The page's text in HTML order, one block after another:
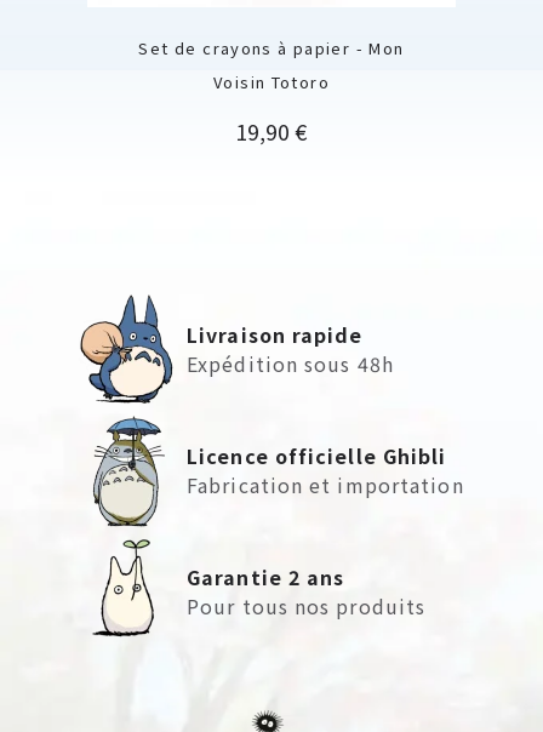
Set de crayons à papier - Mon
Voisin Totoro
Prix
19,90 €
Livraison rapide
Expédition sous 48h
Licence officielle Ghibli
Fabrication et importation
Garantie 2 ans
Pour tous nos produits